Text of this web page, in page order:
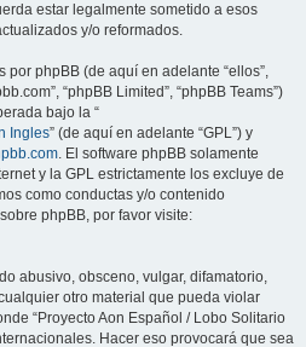
estar legalmente sometido a esos
y/o reformados.
por phpBB (de aquí en adelante “ellos”,
“phpBB Limited”, “phpBB Teams”)
bajo la “
Ingles” (de aquí en adelante “GPL”) y
. El software phpBB solamente
y la GPL estrictamente los excluye de
como conductas y/o contenido
phpBB, por favor visite:
abusivo, obsceno, vulgar, difamatorio,
otro material que pueda violar
“Proyecto Aon Español / Lobo Solitario
Hacer eso provocará que sea